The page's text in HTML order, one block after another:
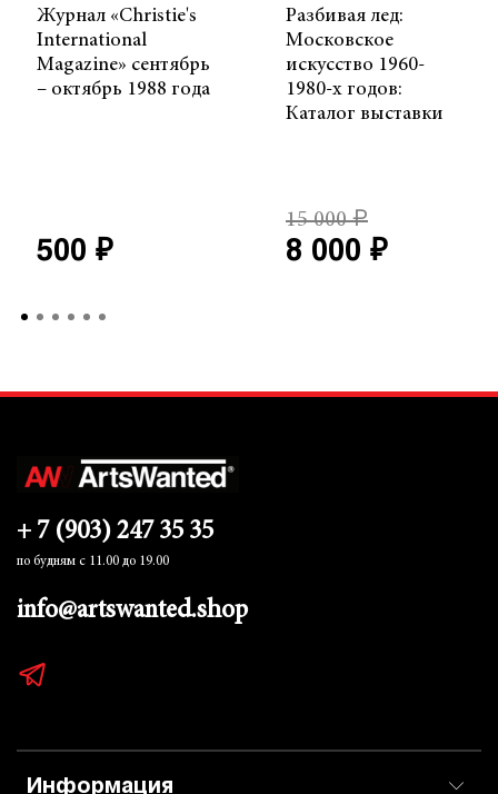
Журнал «Christie's
International
Magazine» сентябрь
– октябрь 1988 года
500 ₽
Разбивая лед:
Московское
искусство 1960-
1980-х годов:
Каталог выставки
15 000 ₽
8 000 ₽
Информация
+ 7 (903) 247 35 35
по будням с 11.00 до 19.00
info@artswanted.shop